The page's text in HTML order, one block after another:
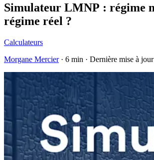
Simulateur LMNP : régime
régime réel ?
Calculateurs
Morgane Mercier· 6 min · Dernière mise à